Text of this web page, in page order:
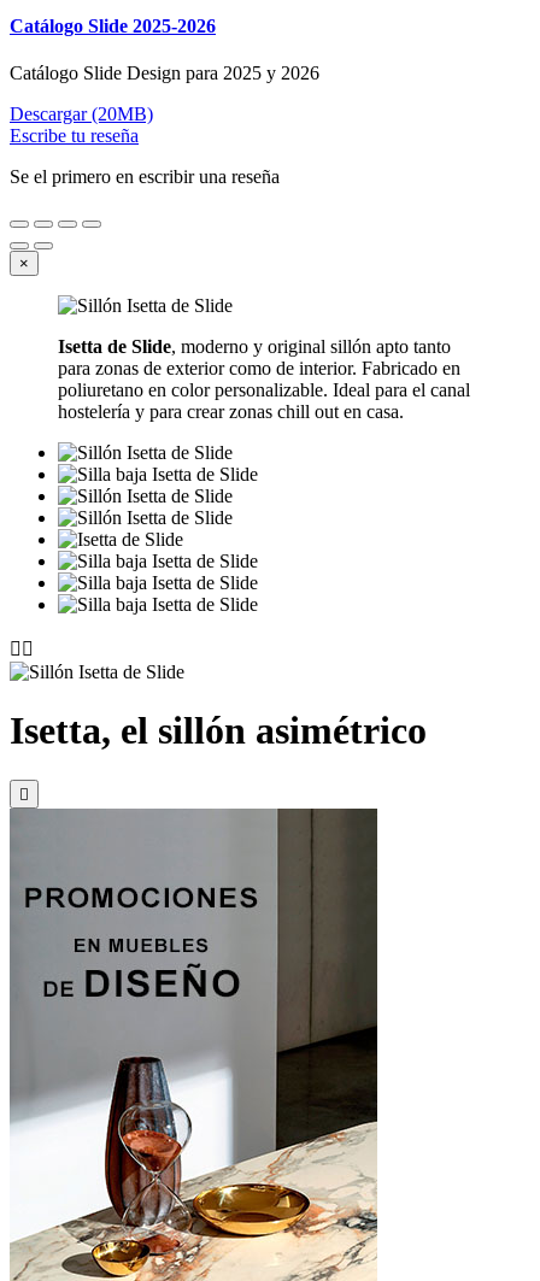
Catálogo Slide 2025-2026
Catálogo Slide Design para 2025 y 2026
Descargar (20MB)
Escribe tu reseña
Se el primero en escribir una reseña
×
Isetta de Slide, moderno y original sillón apto tanto
para zonas de exterior como de interior. Fabricado en
poliuretano en color personalizable. Ideal para el canal
hostelería y para crear zonas chill out en casa.
 
Isetta, el sillón asimétrico
